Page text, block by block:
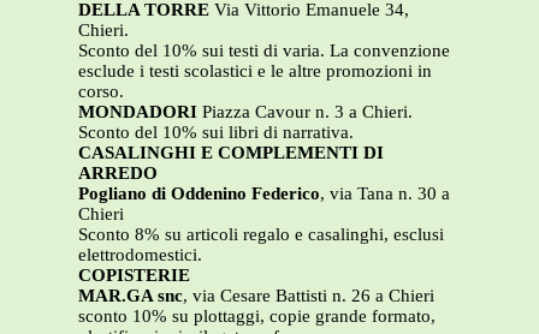
DELLA TORRE Via Vittorio Emanuele 34,
Chieri.
Sconto del 10% sui testi di varia. La convenzione
esclude i testi scolastici e le altre promozioni in
corso.
MONDADORI Piazza Cavour n. 3 a Chieri.
Sconto del 10% sui libri di narrativa.
CASALINGHI E COMPLEMENTI DI
ARREDO
Pogliano di Oddenino Federico, via Tana n. 30 a
Chieri
Sconto 8% su articoli regalo e casalinghi, esclusi
elettrodomestici.
COPISTERIE
MAR.GA snc, via Cesare Battisti n. 26 a Chieri
sconto 10% su plottaggi, copie grande formato,